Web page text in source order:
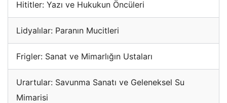
Hititler: Yazı ve Hukukun Öncüleri
Lidyalılar: Paranın Mucitleri
Frigler: Sanat ve Mimarlığın Ustaları
Urartular: Savunma Sanatı ve Geleneksel Su
Mimarisi